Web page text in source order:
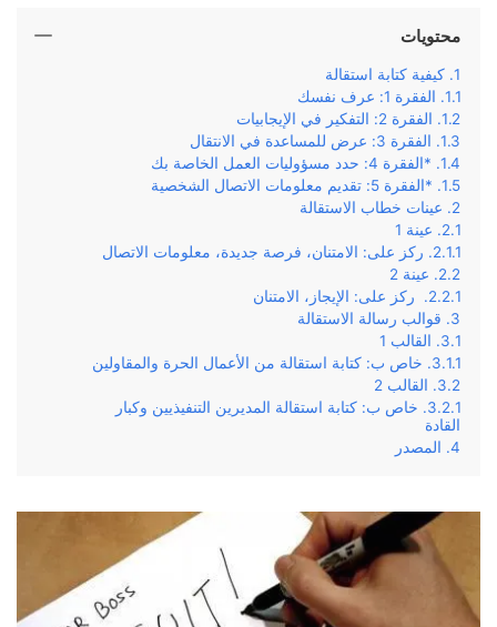
محتويات
كيفية كتابة استقالة
الفقرة 1: عرف نفسك
الفقرة 2: التفكير في الإيجابيات
الفقرة 3: عرض للمساعدة في الانتقال
*الفقرة 4: حدد مسؤوليات العمل الخاصة بك
*الفقرة 5: تقديم معلومات الاتصال الشخصية
عينات خطاب الاستقالة
عينة 1
ركز على: الامتنان، فرصة جديدة، معلومات الاتصال
عينة 2
ركز على: الإيجاز، الامتنان
قوالب رسالة الاستقالة
القالب 1
خاص ب: كتابة استقالة من الأعمال الحرة والمقاولين
القالب 2
خاص ب: كتابة استقالة المديرين التنفيذيين وكبار
القادة
المصدر